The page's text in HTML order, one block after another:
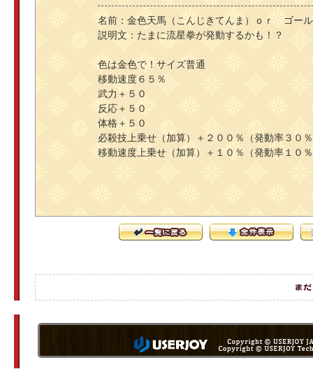
名前：金色天馬（こんじきてんま）ｏｒ ゴー
説明文：たまに流星拳が発動するかも！？
色は金色で！サイズ普通
移動速度６５％
武力＋５０
反応＋５０
体格＋５０
必殺技上乗せ（加算）＋２００％（発動率３０
移動速度上乗せ（加算）＋１０％（発動率１０